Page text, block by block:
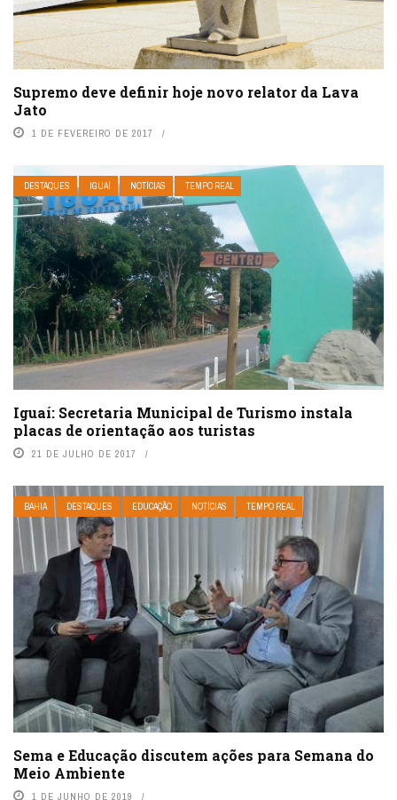
Supremo deve definir hoje novo relator da Lava
Jato
1 DE FEVEREIRO DE 2017
DESTAQUES IGUAÍ NOTÍCIAS TEMPO REAL
Iguaí: Secretaria Municipal de Turismo instala
placas de orientação aos turistas
21 DE JULHO DE 2017
BAHIA DESTAQUES EDUCAÇÃO NOTÍCIAS TEMPO REAL
Sema e Educação discutem ações para Semana do
Meio Ambiente
1 DE JUNHO DE 2019